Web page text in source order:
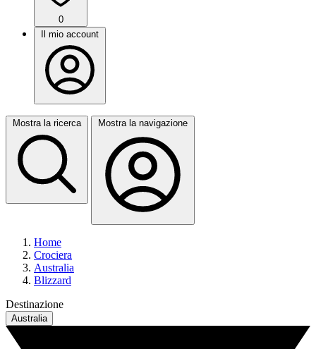
0
Il mio account
Mostra la ricerca Mostra la navigazione
Home
Crociera
Australia
Blizzard
Destinazione
Australia